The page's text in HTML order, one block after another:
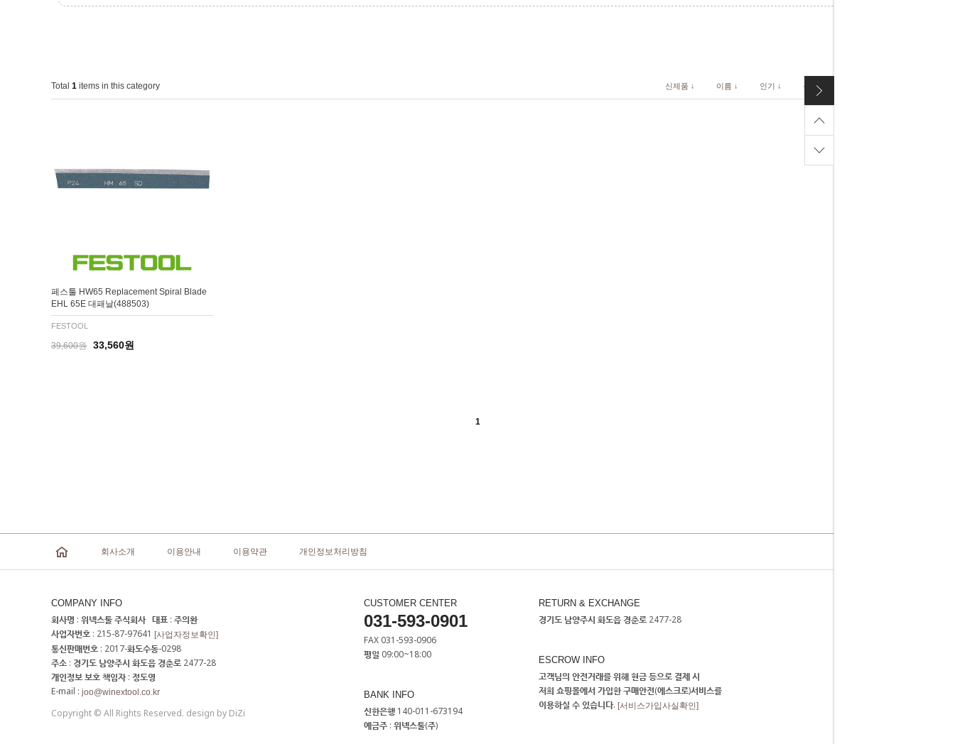
Total 1 items in this category 신제품 ↓ 이름 ↓ 인기 ↓ 높은 금액 ↓
페스툴 HW65 Replacement Spiral Blade
EHL 65E 대패날(488503)
FESTOOL
39,600원 33,560원
1
회사소개 이용안내 이용약관 개인정보처리방침
COMPANY INFO
회사명 : 위넥스툴 주식회사 대표 : 주의환
사업자번호 : 215-87-97641 [사업자정보확인]
통신판매번호 : 2017-화도수동-0298
주소 : 경기도 남양주시 화도읍 경춘로 2477-28
개인정보 보호 책임자 : 정도영
E-mail : joo@winextool.co.kr
Copyright © All Rights Reserved. design by DiZi
CUSTOMER CENTER
031-593-0901
FAX 031-593-0906
평일 09:00~18:00
BANK INFO
신한은행 140-011-673194
예금주 : 위넥스툴(주)
RETURN & EXCHANGE
경기도 남양주시 화도읍 경춘로 2477-28
ESCROW INFO
고객님의 안전거래를 위해 현금 등으로 결제 시
저희 쇼핑몰에서 가입한 구매안전(에스크로)서비스를
이용하실 수 있습니다. [서비스가입사실확인]